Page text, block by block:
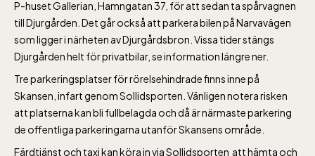
P-huset Gallerian, Hamngatan 37, för att sedan ta spårvagnen
till Djurgården. Det går också att parkera bilen på Narvavägen
som ligger i närheten av Djurgårdsbron. Vissa tider stängs
Djurgården helt för privatbilar, se information längre ner.
Tre parkeringsplatser för rörelsehindrade finns inne på
Skansen, infart genom Sollidsporten. Vänligen notera risken
att platserna kan bli fullbelagda och då är närmaste parkering
de offentliga parkeringarna utanför Skansens område.
Färdtjänst och taxi kan köra in via Sollidsporten att hämta och
jan-mars vardagar 10-15, helger 10-16, april
alla dagar 10-16, maj-september 10-18,
oktober-december vardagar 10-15 helger
10-16